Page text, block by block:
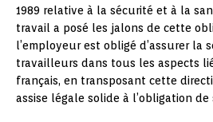
1989 relative à la sécurité et à la
travail a posé les jalons de cette
l’employeur est obligé d’assurer la
travailleurs dans tous les aspects
français, en transposant cette
assise légale solide à l’obligation